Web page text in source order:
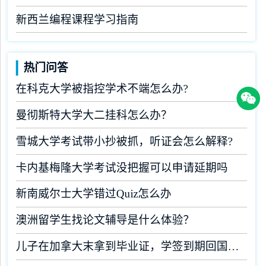
新西兰编程课程学习指南
热门问答
在科克大学被指控学术不端怎么办?
曼彻斯特大学大二挂科怎么办？
雪城大学考试带小抄被抓，听证会怎么解释?
卡内基梅隆大学考试没把握可以申请延期吗
新南威尔士大学错过Quiz怎么办
澳洲留学生找论文辅导是什么体验？
儿子在加拿大末拿到毕业证，学签到期回国了有办法补救吗